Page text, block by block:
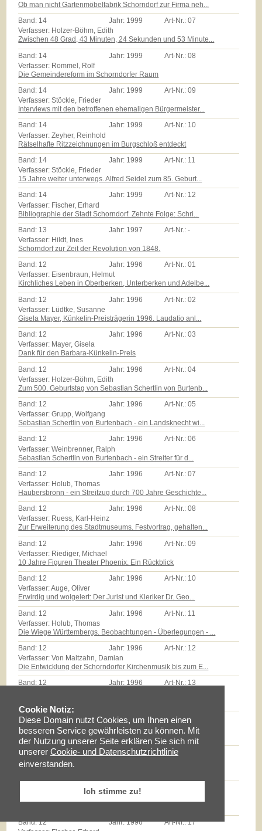
Cookie Notiz:
Diese Domain nutzt Cookies, um Ihnen einen
besseren Service gewährleisten zu können. Mit
der Nutzung unserer Seite erklären Sie sich mit
unserer Cookie- und Datenschutzrichtlinie
einverstanden.
Ich stimme zu!
Ob man nicht Gartenmöbelfabrik Schorndorf zur Firma neh...
Band: 14 Jahr: 1999 Art-Nr.:07
Verfasser: Holzer-Böhm, Edith
Zwischen 48 Grad, 43 Minuten, 24 Sekunden und 53 Minute...
Band: 14 Jahr: 1999 Art-Nr.:08
Verfasser: Rommel, Rolf
Die Gemeindereform im Schorndorfer Raum
Band: 14 Jahr: 1999 Art-Nr.:09
Verfasser: Stöckle, Frieder
Interviews mit den betroffenen ehemaligen Bürgermeister...
Band: 14 Jahr: 1999 Art-Nr.: 10
Verfasser: Zeyher, Reinhold
Rätselhafte Ritzzeichnungen im Burgschloß entdeckt
Band: 14 Jahr: 1999 Art-Nr.: 11
Verfasser: Stöckle, Frieder
15 Jahre weiter unterwegs. Alfred Seidel zum 85. Geburt...
Band: 14 Jahr: 1999 Art-Nr.: 12
Verfasser: Fischer, Erhard
Bibliographie der Stadt Schorndorf. Zehnte Folge: Schri...
Band: 13 Jahr: 1997 Art-Nr.:-
Verfasser: Hildt, Ines
Schorndorf zur Zeit der Revolution von 1848.
Band: 12 Jahr: 1996 Art-Nr.:01
Verfasser: Eisenbraun, Helmut
Kirchliches Leben in Oberberken, Unterberken und Adelbe...
Band: 12 Jahr: 1996 Art-Nr.:02
Verfasser: Lüdtke, Susanne
Gisela Mayer, Künkelin-Preisträgerin 1996. Laudatio anl...
Band: 12 Jahr: 1996 Art-Nr.:03
Verfasser: Mayer, Gisela
Dank für den Barbara-Künkelin-Preis
Band: 12 Jahr: 1996 Art-Nr.:04
Verfasser: Holzer-Böhm, Edith
Zum 500. Geburtstag von Sebastian Schertlin von Burtenb...
Band: 12 Jahr: 1996 Art-Nr.:05
Verfasser: Grupp, Wolfgang
Sebastian Schertlin von Burtenbach - ein Landsknecht wi...
Band: 12 Jahr: 1996 Art-Nr.:06
Verfasser: Weinbrenner, Ralph
Sebastian Schertlin von Burtenbach - ein Streiter für d...
Band: 12 Jahr: 1996 Art-Nr.:07
Verfasser: Holub, Thomas
Haubersbronn - ein Streifzug durch 700 Jahre Geschichte...
Band: 12 Jahr: 1996 Art-Nr.:08
Verfasser: Ruess, Karl-Heinz
Zur Erweiterung des Stadtmuseums. Festvortrag, gehalten...
Band: 12 Jahr: 1996 Art-Nr.:09
Verfasser: Riediger, Michael
10 Jahre Figuren Theater Phoenix. Ein Rückblick
Band: 12 Jahr: 1996 Art-Nr.: 10
Verfasser: Auge, Oliver
Erwirdig und wolgelert: Der Jurist und Kleriker Dr. Geo...
Band: 12 Jahr: 1996 Art-Nr.: 11
Verfasser: Holub, Thomas
Die Wiege Württembergs. Beobachtungen - Überlegungen - ...
Band: 12 Jahr: 1996 Art-Nr.: 12
Verfasser: Von Maltzahn, Damian
Die Entwicklung der Schorndorfer Kirchenmusik bis zum E...
Band: 12 Jahr: 1996 Art-Nr.: 13
Band:12 Jahr:1996 Art-Nr.:14
Verfasser: Zollmann, Günther
Massenarmut und landwirtschaftliche Reformen auf dem Sc...
Band:12 Jahr:1996 Art-Nr.:
Verfasser: Milz, Thomas
1996
Band:12 Jahr:1996 Art-Nr.:17